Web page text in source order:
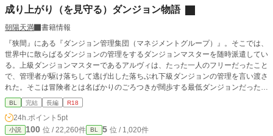
成り上がり（を見守る）ダンジョン物語
朝陽天満
書籍情報
『狭間』にある『ダンジョン管理集団（マネジメントグループ）』。そこでは、
世界中に散らばるダンジョンの管理をするダンジョンマスターを随時派遣してい
る。上級ダンジョンマスターであるアルヴィは、たった一人のフリーだったこと
で、管理者が駆け落ちして逃げ出した落ちぶれ下級ダンジョンの管理を言い渡さ
れた。そこは冒険者とは名ばかりのごろつきが闊歩する最低ダンジョンだった。
うんざりしながら立て直しを図るアルヴィの前に、一人の子供が現れた。アルヴ
ィが管理モニターを見ていると、その小さな子供がごろつきどもに瀕死にされて
いて……。 全30話くらいになる予定。 11月1日から掲載予定です。お待ちくだ
さい。
BL 完結 長編 R18
24h.ポイント 5pt
小説 100 位 / 22,260件 BL 5 位 / 1,020件